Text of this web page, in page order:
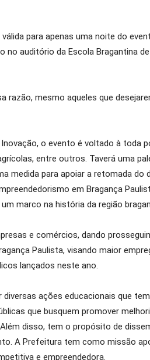
para apenas uma noite do
auditório da Escola Bragantina
mesmo aqueles que
o evento é voltado à toda
entre outros. Taverá uma
medida para apoiar a retomada
em Bragança
marco na história da região
e comércios, dando
Paulista, visando maior
lançados neste ano.
diversas ações educacionais que
que busquem promover
disso, tem o propósito de
A Prefeitura tem como missão
e empreendedora.